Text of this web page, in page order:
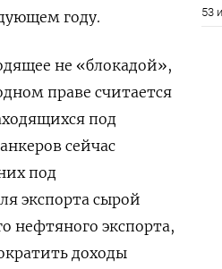
году.
не «блокадой»,
праве считается
под
сейчас
под
экспорта сырой
нефтяного экспорта,
доходы